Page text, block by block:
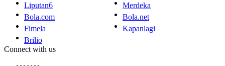
Liputan6
Merdeka
Bola.com
Bola.net
Fimela
Kapanlagi
Brilio
Connect with us